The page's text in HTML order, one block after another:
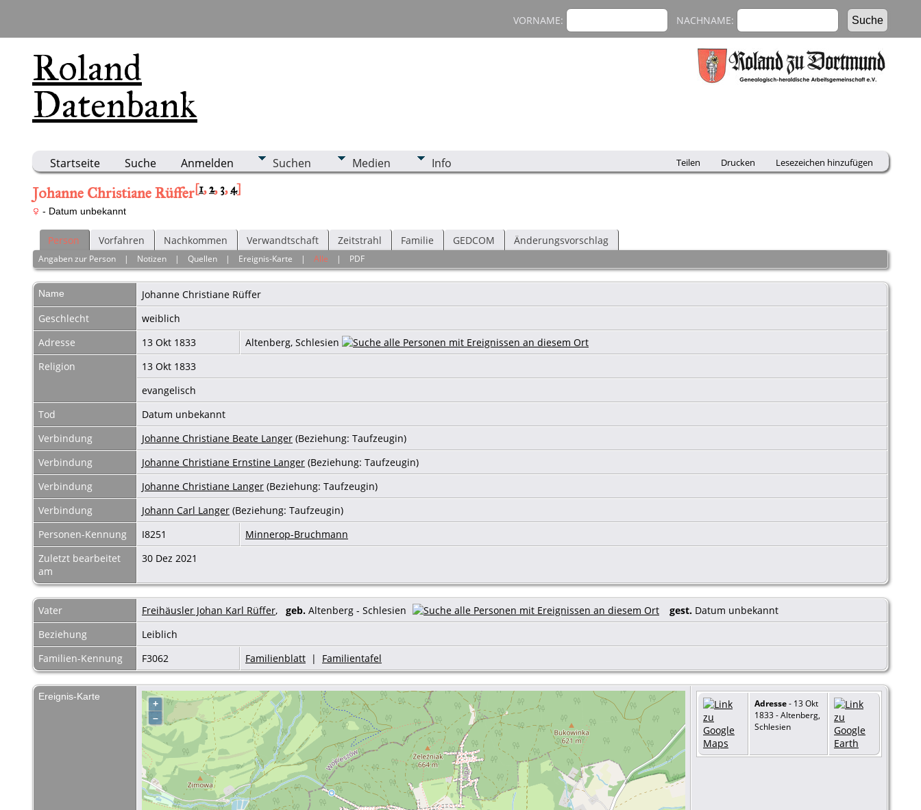
Roland
Datenbank
VORNAME: NACHNAME:
Startseite Suche Anmelden Suchen Medien Info Teilen Drucken Lesezeichen hinzufügen
Johanne Christiane Rüffer[1,2,3,4]
- Datum unbekannt
Person Vorfahren Nachkommen Verwandtschaft Zeitstrahl Familie GEDCOM Änderungsvorschlag
Angaben zur Person | Notizen |Quellen | Ereignis-Karte |Alle | PDF
Name Johanne Christiane Rüffer
Geschlecht
weiblich
Adresse
13 Okt 1833
Altenberg, Schlesien
Religion
13 Okt 1833
evangelisch
Tod
Datum unbekannt
Verbindung
Johanne Christiane Beate Langer (Beziehung: Taufzeugin)
Verbindung
Johanne Christiane Ernstine Langer (Beziehung: Taufzeugin)
Verbindung
Johanne Christiane Langer (Beziehung: Taufzeugin)
Verbindung
Johann Carl Langer (Beziehung: Taufzeugin)
Personen-Kennung
I8251
Minnerop-Bruchmann
Zuletzt bearbeitet
am
30 Dez 2021
Vater Freihäusler Johan Karl Rüffer, geb. Altenberg - Schlesien gest. Datum unbekannt
Beziehung
Leiblich
Familien-Kennung
F3062 Familienblatt | Familientafel
Ereignis-Karte
+
–
Adresse- 13 Okt
1833 - Altenberg,
Schlesien